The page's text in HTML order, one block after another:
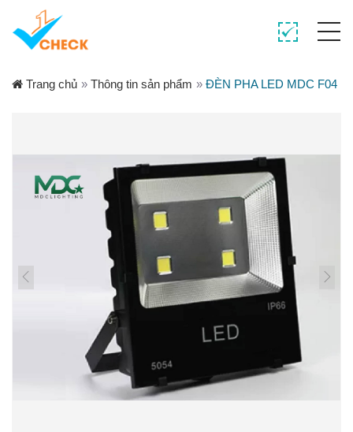
Trang chủ » Thông tin sản phẩm » ĐÈN PHA LED MDC F04